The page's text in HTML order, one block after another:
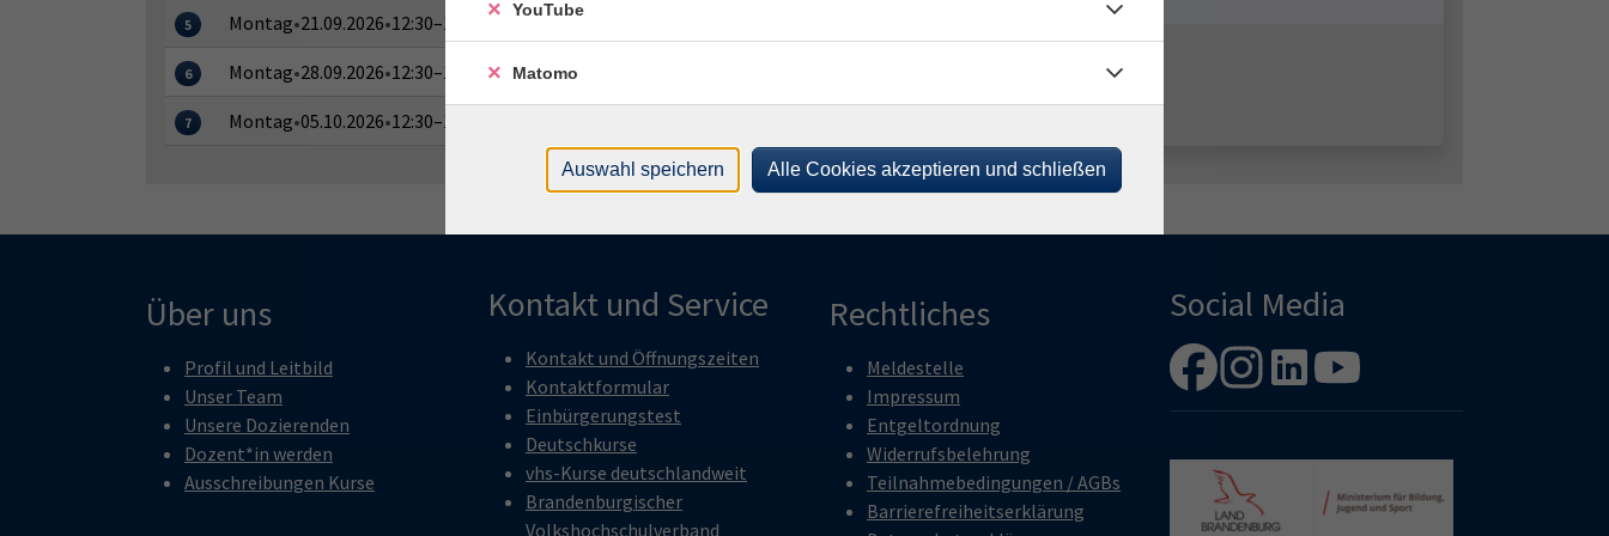
5 Montag•21.09.2026•12:30–14:00 Uhr
6 Montag•28.09.2026•12:30–14:00 Uhr
7 Montag•05.10.2026•12:30–14:00 Uhr
Über uns
Profil und Leitbild
Unser Team
Unsere Dozierenden
Dozent*in werden
Ausschreibungen Kurse
Kontakt und Service
Kontakt und Öffnungszeiten
Kontaktformular
Einbürgerungstest
Deutschkurse
vhs-Kurse deutschlandweit
Brandenburgischer
Volkshochschulverband
Rechtliches
Meldestelle
Impressum
Entgeltordnung
Widerrufsbelehrung
Teilnahmebedingungen / AGBs
Barrierefreiheitserklärung
Social Media
YouTube
Matomo
Auswahl speichern Alle Cookies akzeptieren und schließen